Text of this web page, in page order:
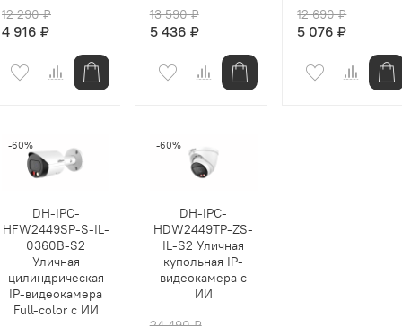
12 290 ₽
4 916 ₽
13 590 ₽
5 436 ₽
12 690 ₽
5 076 ₽
-60%
DH-IPC-
HFW2449SP-S-IL-
0360B-S2
Уличная
цилиндрическая
IP-видеокамера
Full-color с ИИ
-60%
DH-IPC-
HDW2449TP-ZS-
IL-S2 Уличная
купольная IP-
видеокамера с
ИИ